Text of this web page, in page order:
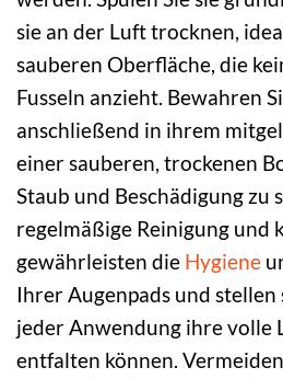
sie an der Luft trocknen,
sauberen Oberfläche, die
Fusseln anzieht. Bewahren
anschließend in ihrem
einer sauberen, trockenen
Staub und Beschädigung zu
regelmäßige Reinigung und
gewährleisten die Hygiene
Ihrer Augenpads und stellen
jeder Anwendung ihre volle
entfalten können.